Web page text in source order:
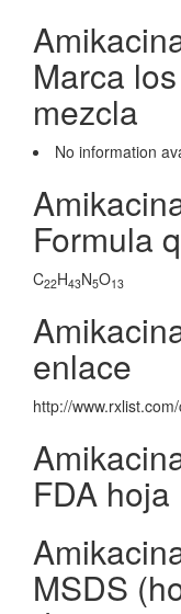
Marca
mezcla
No information
Formula
C22H43N5O13
enlace
http://
FDA hoja
MSDS